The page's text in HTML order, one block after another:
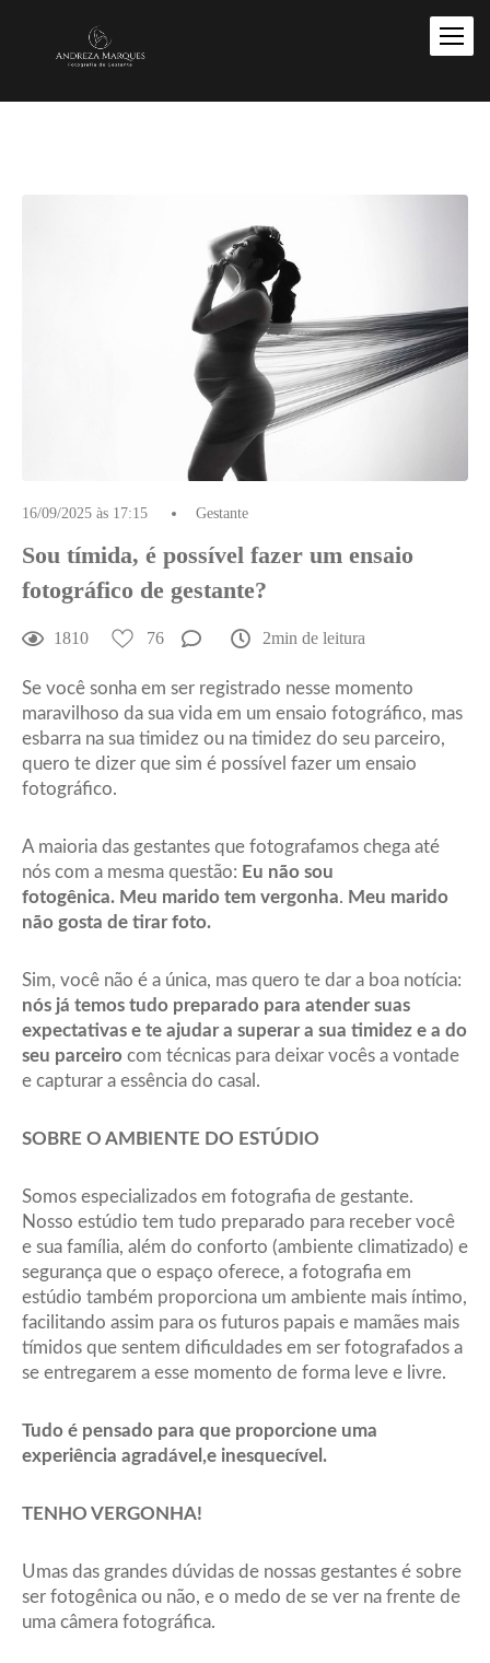
16/09/2025 às 17:15 Gestante
Sou tímida, é possível fazer um ensaio
fotográfico de gestante?
1810 76 2min de leitura
Se você sonha em ser registrado nesse momento
maravilhoso da sua vida em um ensaio fotográfico, mas
esbarra na sua timidez ou na timidez do seu parceiro,
quero te dizer que sim é possível fazer um ensaio
fotográfico.
A maioria das gestantes que fotografamos chega até
nós com a mesma questão: Eu não sou
fotogênica. Meu marido tem vergonha. Meu marido
não gosta de tirar foto.
Sim, você não é a única, mas quero te dar a boa notícia:
nós já temos tudo preparado para atender suas
expectativas e te ajudar a superar a sua timidez e a do
seu parceiro com técnicas para deixar vocês a vontade
e capturar a essência do casal.
SOBRE O AMBIENTE DO ESTÚDIO
Somos especializados em fotografia de gestante.
Nosso estúdio tem tudo preparado para receber você
e sua família, além do conforto (ambiente climatizado) e
segurança que o espaço oferece, a fotografia em
estúdio também proporciona um ambiente mais íntimo,
facilitando assim para os futuros papais e mamães mais
tímidos que sentem dificuldades em ser fotografados a
se entregarem a esse momento de forma leve e livre.
Tudo é pensado para que proporcione uma
experiência agradável,e inesquecível.
TENHO VERGONHA!
Umas das grandes dúvidas de nossas gestantes é sobre
ser fotogênica ou não, e o medo de se ver na frente de
uma câmera fotográfica.